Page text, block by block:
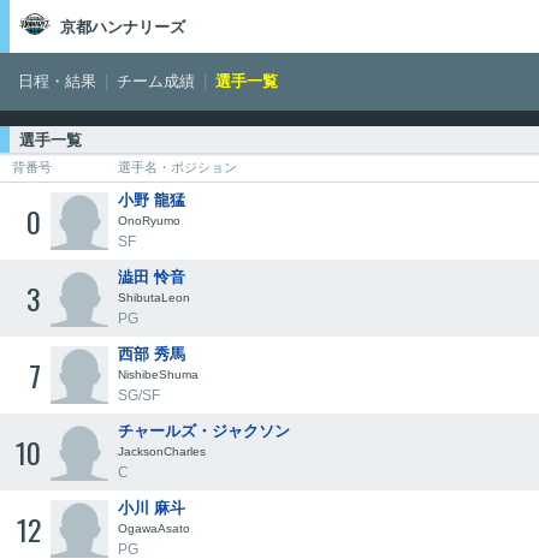
京都ハンナリーズ
日程・結果 チーム成績 選手一覧
選手一覧
背番号 選手名・ポジション
0 小野 龍猛
OnoRyumo
SF
3 澁田 怜音
ShibutaLeon
PG
7 西部 秀馬
NishibeShuma
SG/SF
10 チャールズ・ジャクソン
JacksonCharles
C
12 小川 麻斗
OgawaAsato
PG